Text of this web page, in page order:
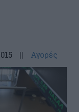
|| Αγορές